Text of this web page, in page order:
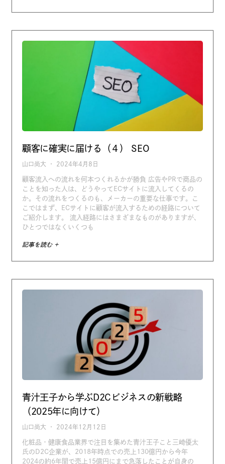
顧客に確実に届ける（４） SEO
山口尚大 2024年4月8日
顧客流入への流れを何本つくれるかが勝負 広告やPRで商品の
ことを知った人は、どうやってECサイトに流入してくるの
か。その流れをつくるのも、メーカーの重要な仕事です。こ
こではまず、ECサイトに顧客が流入するための経路について
ご紹介します。 流入経路にはさまざまなものがありますが、
ひとつではなくいくつも
記事を読む +
青汁王子から学ぶD2Cビジネスの新戦略
（2025年に向けて）
山口尚大 2024年12月12日
化粧品・健康食品業界で注目を集めた青汁王子こと三崎優太
氏のD2C企業が、2018年時点での売上130億円から今年
2024の約6年間で売上15億円にまで急落したことが自身の